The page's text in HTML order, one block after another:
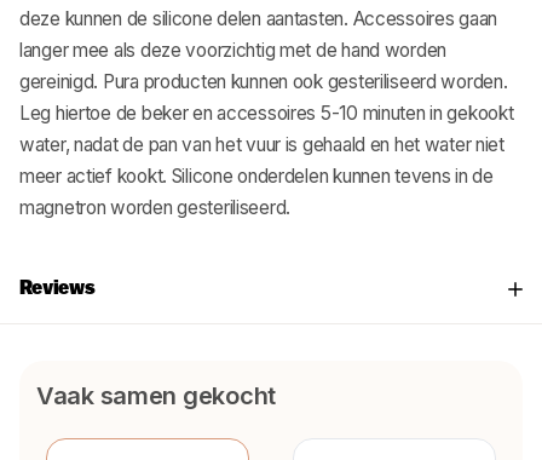
deze kunnen de silicone delen aantasten. Accessoires gaan
langer mee als deze voorzichtig met de hand worden
gereinigd. Pura producten kunnen ook gesteriliseerd worden.
Leg hiertoe de beker en accessoires 5-10 minuten in gekookt
water, nadat de pan van het vuur is gehaald en het water niet
meer actief kookt. Silicone onderdelen kunnen tevens in de
magnetron worden gesteriliseerd.
Reviews
Vaak samen gekocht